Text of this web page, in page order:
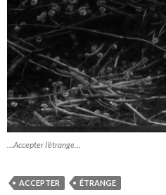
…Accepter l’étrange…
ACCEPTER ÉTRANGE